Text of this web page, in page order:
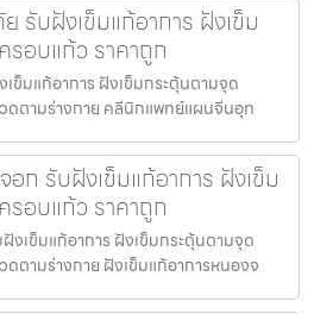
รับฝังเข็มแก้อาการ ฝังเข็ม
รอบแก้ว ราคาถูก
มแก้อาการ ฝังเข็มกระตุ้นตามจุด
วดตามร่างกาย คลีนิกแพทย์แผนจีนอุท
ก รับฝังเข็มแก้อาการ ฝังเข็ม
รอบแก้ว ราคาถูก
งเข็มแก้อาการ ฝังเข็มกระตุ้นตามจุด
ดตามร่างกาย ฝังเข็มแก้อาการหนองจ